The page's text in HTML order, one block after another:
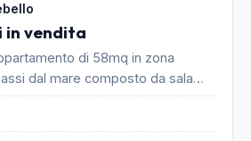
in vendita
di 58mq in zona
dal mare composto da sala
matrimoniale,cameretta,